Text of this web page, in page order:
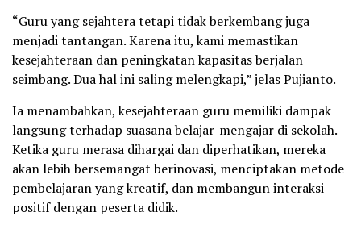
“Guru yang sejahtera tetapi tidak berkembang juga
menjadi tantangan. Karena itu, kami memastikan
kesejahteraan dan peningkatan kapasitas berjalan
seimbang. Dua hal ini saling melengkapi,” jelas Pujianto.
Ia menambahkan, kesejahteraan guru memiliki dampak
langsung terhadap suasana belajar-mengajar di sekolah.
Ketika guru merasa dihargai dan diperhatikan, mereka
akan lebih bersemangat berinovasi, menciptakan metode
pembelajaran yang kreatif, dan membangun interaksi
positif dengan peserta didik.